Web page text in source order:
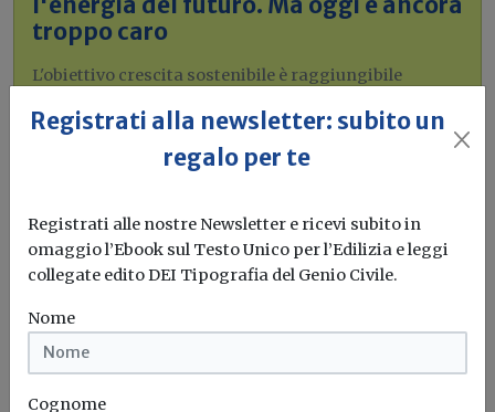
troppo caro
L'obiettivo crescita sostenibile è raggiungibile
momento...Leggi
spunta il nuovo contributo per
rendere la casa più efficiente
Il governo ha allo studio l'introduzione di un nuovo
bonus elettrodomestici, che...
Potrebbe interessarti
Registrati alla newsletter: subito un
regalo per te
Registrati alle nostre Newsletter e ricevi subito in
omaggio l’Ebook sul Testo Unico per l’Edilizia e leggi
collegate edito DEI Tipografia del Genio Civile.
Nome
Cognome